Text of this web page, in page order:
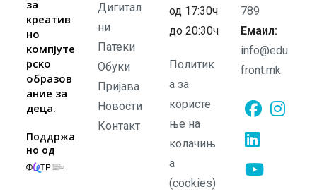
за
креатив
но
компјуте
рско
образов
ание за
деца.
Поддржа
но од
Дигитал
ни
Патеки
Обуки
Пријава
Новости
Контакт
од 17:30ч
до 20:30ч
Политик
а за
користе
ње на
колачињ
а
(cookies)
789
Емаил:
info@edu
front.mk
Opens
in
aOpens